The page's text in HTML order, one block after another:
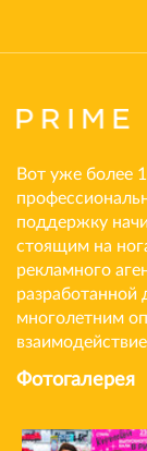
Вот уже более
поддержку
стоящим на
рекламного
разработанной
многолетним
Фотогалерея